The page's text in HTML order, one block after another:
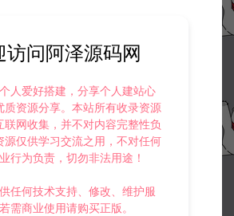
访问阿泽源码网
人爱好搭建，分享个人建站心
质资源分享。本站所有收录资源
联网收集，并不对内容完整性负
源仅供学习交流之用，不对任何
行为负责，切勿非法用途！
任何技术支持、修改、维护服
需商业使用请购买正版。